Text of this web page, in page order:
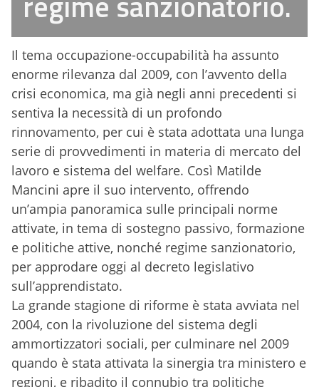
Il tema occupazione-occupabilità ha assunto
enorme rilevanza dal 2009, con l’avvento della
crisi economica, ma già negli anni precedenti si
sentiva la necessità di un profondo
rinnovamento, per cui è stata adottata una lunga
serie di provvedimenti in materia di mercato del
lavoro e sistema del welfare. Così Matilde
Mancini apre il suo intervento, offrendo
un’ampia panoramica sulle principali norme
attivate, in tema di sostegno passivo, formazione
e politiche attive, nonché regime sanzionatorio,
per approdare oggi al decreto legislativo
sull’apprendistato.
La grande stagione di riforme è stata avviata nel
2004, con la rivoluzione del sistema degli
ammortizzatori sociali, per culminare nel 2009
quando è stata attivata la sinergia tra ministero e
regioni, e ribadito il connubio tra politiche